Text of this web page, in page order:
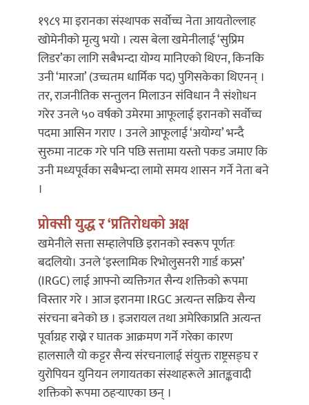
१९८९ मा इरानका संस्थापक सर्वोच्च नेता आयतोल्लाह
खोमेनीको मृत्यु भयो । त्यस बेला खमेनीलाई ‘सुप्रिम
लिडर’का लागि सबैभन्दा योग्य मानिएको थिएन, किनकि
उनी ‘मारजा’ (उच्चतम धार्मिक पद) पुगिसकेका थिएनन् ।
तर, राजनीतिक सन्तुलन मिलाउन संविधान नै संशोधन
गरेर उनले ५० वर्षको उमेरमा आफूलाई इरानको सर्वोच्च
पदमा आसिन गराए । उनले आफूलाई ‘अयोग्य’ भन्दै
सुरुमा नाटक गरे पनि पछि सत्तामा यस्तो पकड जमाए कि
उनी मध्यपूर्वका सबैभन्दा लामो समय शासन गर्ने नेता बने
।
प्रोक्सी युद्ध र ‘प्रतिरोधको अक्ष
खमेनीले सत्ता सम्हालेपछि इरानको स्वरूप पूर्णतः
बदलियो। उनले ‘इस्लामिक रिभोलुसनरी गार्ड कप्र्स’
(IRGC) लाई आफ्नो व्यक्तिगत सैन्य शक्तिको रूपमा
विस्तार गरे । आज इरानमा IRGC अत्यन्त सक्रिय सैन्य
संरचना बनेको छ । इजरायल तथा अमेरिकाप्रति अत्यन्त
पूर्वाग्रह राख्ने र घातक आक्रमण गर्ने गरेका कारण
हालसालै यो कट्टर सैन्य संरचनालाई संयुक्त राष्ट्रसङ्घ र
युरोपियन युनियन लगायतका संस्थाहरूले आतङ्कवादी
शक्तिको रूपमा ठहर्‍याएका छन् ।